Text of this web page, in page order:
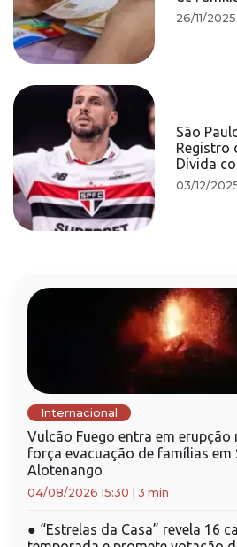
26/11/2025
São
Registro
Dívida
03/12/
Internacional
Vulcão Fuego entra em erupção
força evacuação de famílias em
Alotenango
04/08/2026 15:30 3 min
● “Estrelas da Casa” revela 16